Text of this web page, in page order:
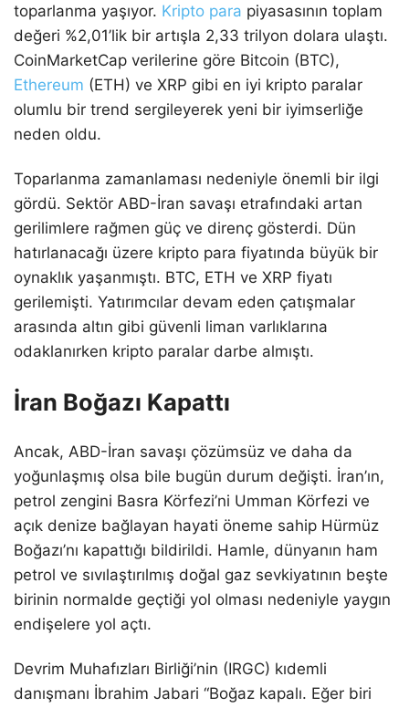
toparlanma yaşıyor. Kripto para piyasasının toplam
değeri %2,01’lik bir artışla 2,33 trilyon dolara ulaştı.
CoinMarketCap verilerine göre Bitcoin (BTC),
Ethereum (ETH) ve XRP gibi en iyi kripto paralar
olumlu bir trend sergileyerek yeni bir iyimserliğe
neden oldu.
Toparlanma zamanlaması nedeniyle önemli bir ilgi
gördü. Sektör ABD-İran savaşı etrafındaki artan
gerilimlere rağmen güç ve direnç gösterdi. Dün
hatırlanacağı üzere kripto para fiyatında büyük bir
oynaklık yaşanmıştı. BTC, ETH ve XRP fiyatı
gerilemişti. Yatırımcılar devam eden çatışmalar
arasında altın gibi güvenli liman varlıklarına
odaklanırken kripto paralar darbe almıştı.
İran Boğazı Kapattı
Ancak, ABD-İran savaşı çözümsüz ve daha da
yoğunlaşmış olsa bile bugün durum değişti. İran’ın,
petrol zengini Basra Körfezi’ni Umman Körfezi ve
açık denize bağlayan hayati öneme sahip Hürmüz
Boğazı’nı kapattığı bildirildi. Hamle, dünyanın ham
petrol ve sıvılaştırılmış doğal gaz sevkiyatının beşte
birinin normalde geçtiği yol olması nedeniyle yaygın
endişelere yol açtı.
Devrim Muhafızları Birliği’nin (IRGC) kıdemli
danışmanı İbrahim Jabari “Boğaz kapalı. Eğer biri